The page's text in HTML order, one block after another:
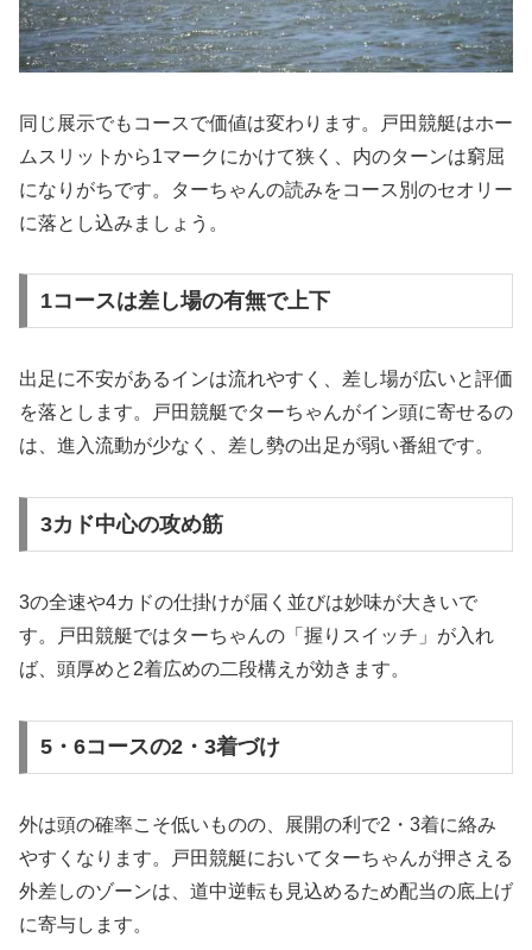
同じ展示でもコースで価値は変わります。戸田競艇はホー
ムスリットから1マークにかけて狭く、内のターンは窮屈
になりがちです。ターちゃんの読みをコース別のセオリー
に落とし込みましょう。
1コースは差し場の有無で上下
出足に不安があるインは流れやすく、差し場が広いと評価
を落とします。戸田競艇でターちゃんがイン頭に寄せるの
は、進入流動が少なく、差し勢の出足が弱い番組です。
3カド中心の攻め筋
3の全速や4カドの仕掛けが届く並びは妙味が大きいで
す。戸田競艇ではターちゃんの「握りスイッチ」が入れ
ば、頭厚めと2着広めの二段構えが効きます。
5・6コースの2・3着づけ
外は頭の確率こそ低いものの、展開の利で2・3着に絡み
やすくなります。戸田競艇においてターちゃんが押さえる
外差しのゾーンは、道中逆転も見込めるため配当の底上げ
に寄与します。